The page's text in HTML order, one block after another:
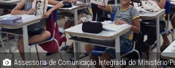
Assessoria de Comunicação Integrada do Ministério